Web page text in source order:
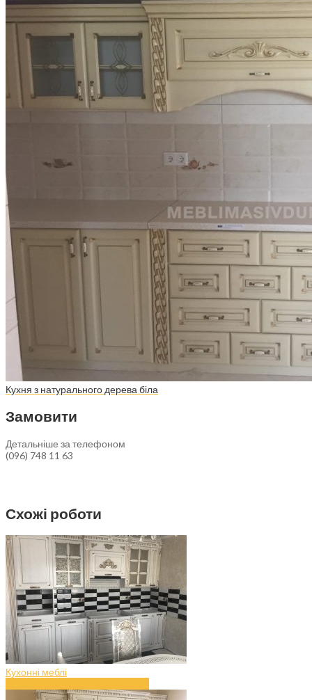
Кухня з натурального дерева біла
Замовити
Детальніше за телефоном
(096) 748 11 63
Схожі роботи
Кухонні меблі